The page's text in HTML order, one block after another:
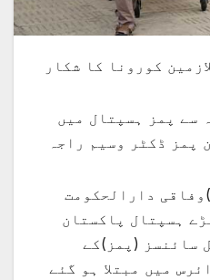
سے پمز ہسپتال میں
پمز ڈکٹر وسیم راجہ
دارالحکومت
ہسپتال پاکستان
سائنسز (پمز)کے
میں مبتلا ہو گئے